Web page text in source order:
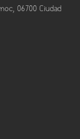
06700 Ciudad